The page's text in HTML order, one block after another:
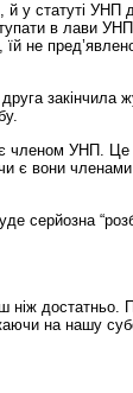
у статуті
в лави
УНП. Це
чи є вони
на нашу